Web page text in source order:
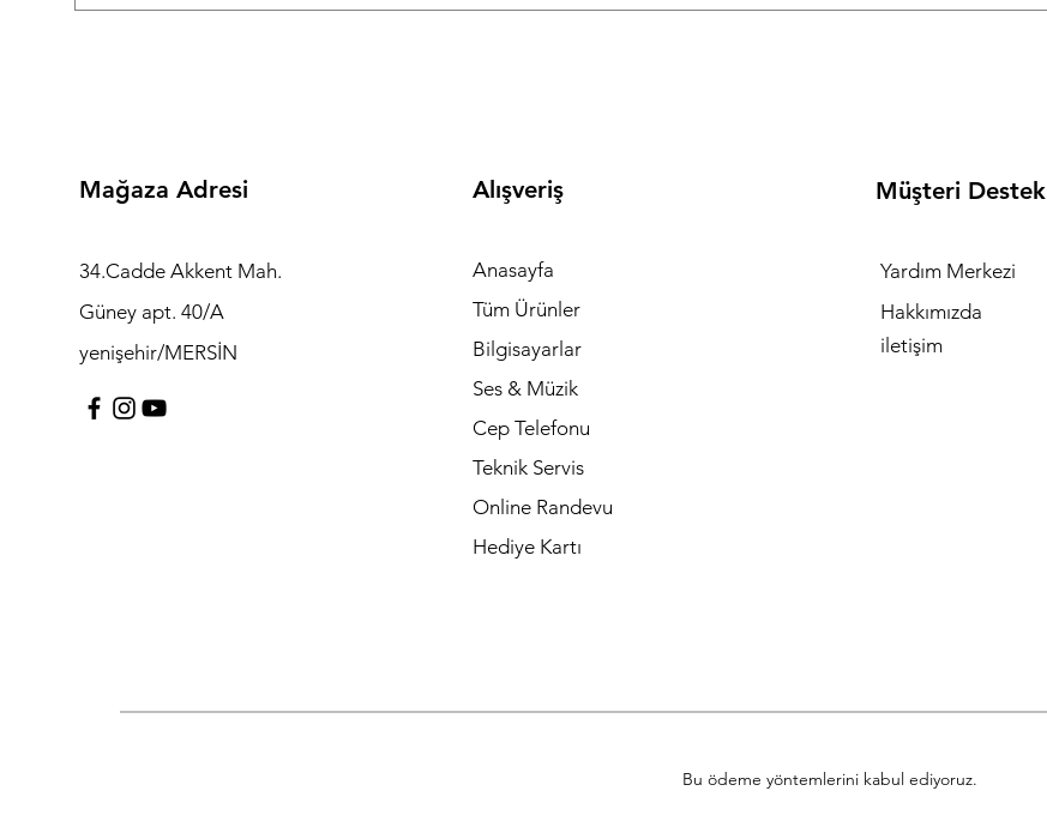
Mağaza Adresi
34.Cadde Akkent Mah.
Güney apt. 40/A
yenişehir/MERSİN
Alışveriş
Anasayfa
Tüm Ürünler
Bilgisayarlar
Ses & Müzik
Cep Telefonu
Teknik Servis
Online Randevu
Hediye Kartı
Müşteri Destek
Yardım Merkezi
Hakkımızda
iletişim
Bu ödeme yöntemlerini kabul ediyoruz.